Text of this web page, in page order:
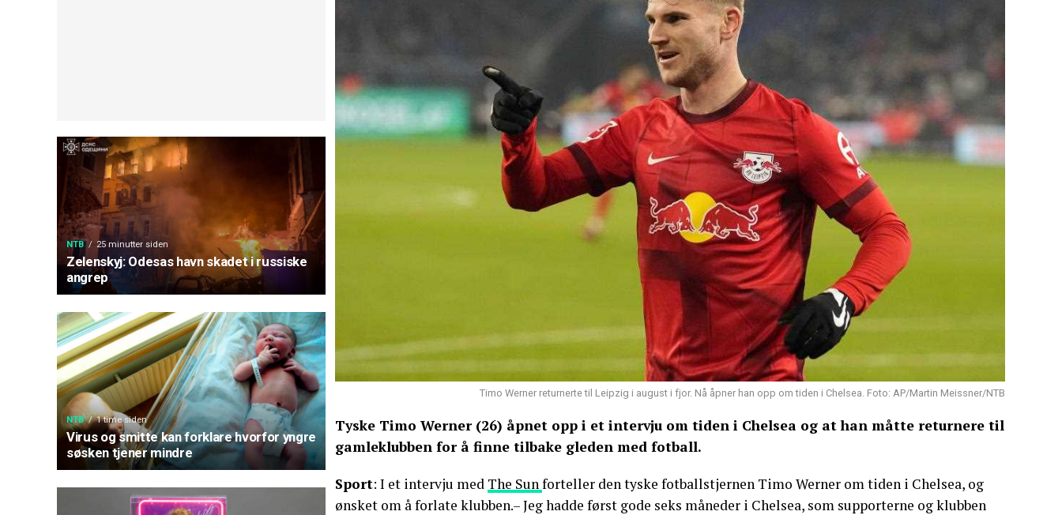
NTB 25 minutter siden
Zelenskyj: Odesas havn skadet i russiske
angrep
NTB 1 time siden
Virus og smitte kan forklare hvorfor yngre
søsken tjener mindre
Timo Werner returnerte til Leipzig i august i fjor. Nå åpner han opp om tiden i Chelsea. Foto: AP/Martin Meissner/NTB
Tyske Timo Werner (26) åpnet opp i et intervju om tiden i Chelsea og at han måtte returnere til
gamleklubben for å finne tilbake gleden med fotball.
Sport: I et intervju med The Sunforteller den tyske fotballstjernen Timo Werner om tiden i Chelsea, og
ønsket om å forlate klubben.– Jeg hadde først gode seks måneder i Chelsea, som supporterne og klubben